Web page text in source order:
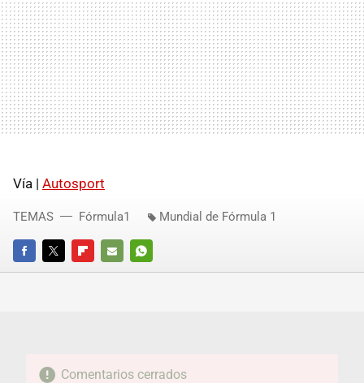
Vía | Autosport
FACEBOOKTWITTERFLIPBOARD
E-
WHATSAPP
TEMAS Fórmula1 Mundial de Fórmula 1
Comentarios cerrados